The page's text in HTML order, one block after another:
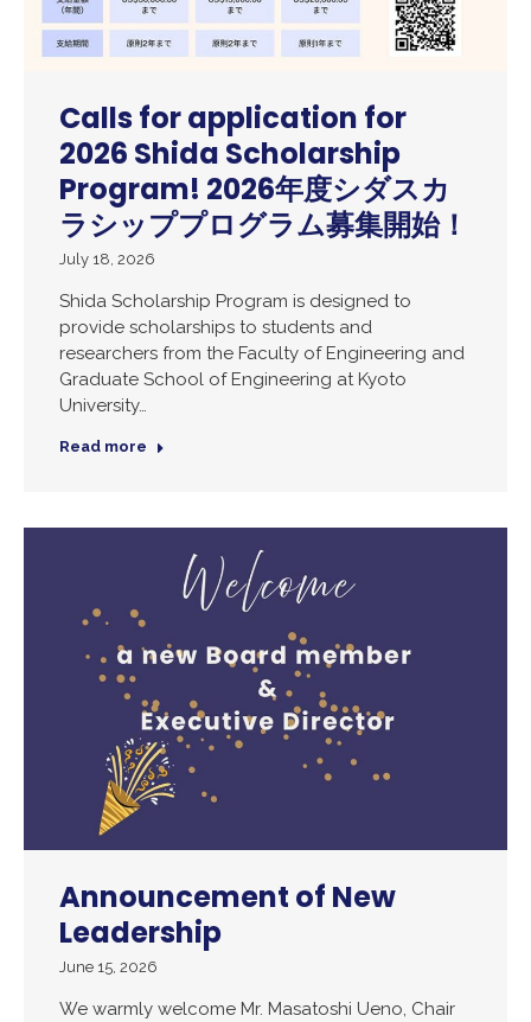
Calls for application for
2026 Shida Scholarship
Program! 2026年度シダスカ
ラシッププログラム募集開始！
July 18, 2026
Shida Scholarship Program is designed to
provide scholarships to students and
researchers from the Faculty of Engineering and
Graduate School of Engineering at Kyoto
University…
Read more
Announcement of New
Leadership
June 15, 2026
We warmly welcome Mr. Masatoshi Ueno, Chair